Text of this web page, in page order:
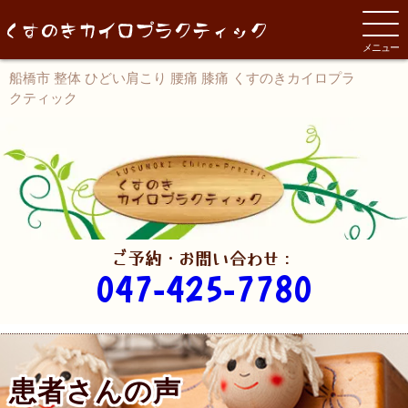
船橋市 整体 ひどい肩こり 腰痛 膝痛 くすのきカイロプラ
クティック
ご予約・お問い合わせ：
047-425-7780
患者さんの声
メニュー